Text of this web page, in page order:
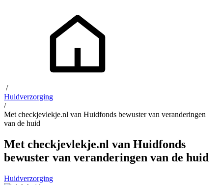
/
Huidverzorging
/
Met checkjevlekje.nl van Huidfonds bewuster van veranderingen
van de huid
Met checkjevlekje.nl van Huidfonds
bewuster van veranderingen van de huid
Huidverzorging